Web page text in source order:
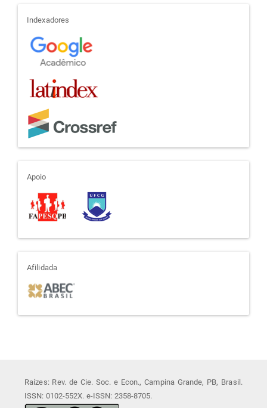
indexadores
Indexadores
apoio
Apoio
afiliada
Afilidada
Raízes: Rev. de Cie. Soc. e Econ., Campina Grande, PB, Brasil.
ISSN: 0102-552X. e-ISSN: 2358-8705.